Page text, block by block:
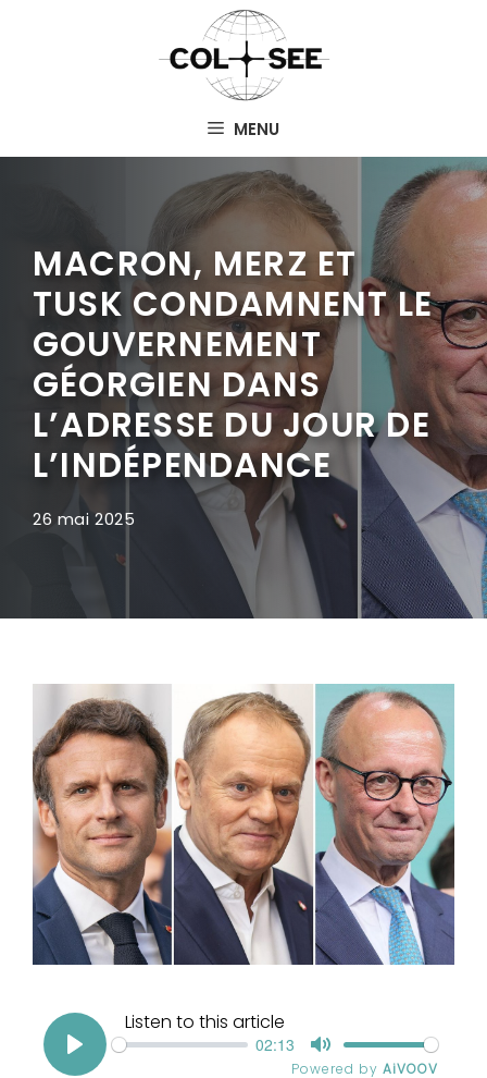
MENU
MACRON, MERZ ET
TUSK CONDAMNENT LE
GOUVERNEMENT
GÉORGIEN DANS
L’ADRESSE DU JOUR DE
L’INDÉPENDANCE
26 mai 2025